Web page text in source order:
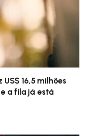
16,5 milhões
a fila já está